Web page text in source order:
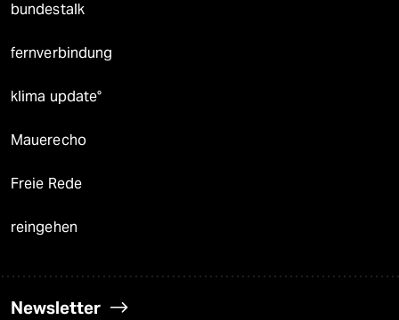
bundestalk
fernverbindung
klima update°
Mauerecho
Freie Rede
reingehen
Newsletter